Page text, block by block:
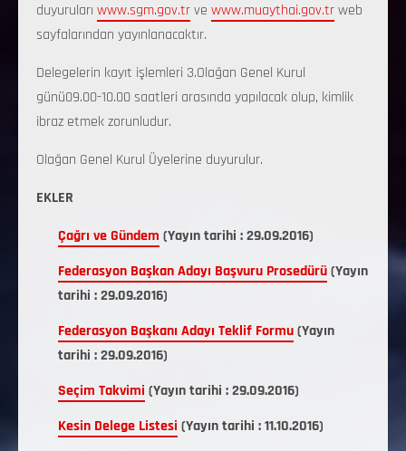
duyuruları www.sgm.gov.trve www.muaythai.gov.trweb
sayfalarından yayınlanacaktır.
Delegelerin kayıt işlemleri 3.Olağan Genel Kurul
günü09.00-10.00 saatleri arasında yapılacak olup, kimlik
ibraz etmek zorunludur.
Olağan Genel Kurul Üyelerine duyurulur.
EKLER
Çağrı ve Gündem (Yayın tarihi : 29.09.2016)
Federasyon Başkan Adayı Başvuru Prosedürü(Yayın
tarihi : 29.09.2016)
Federasyon Başkanı Adayı Teklif Formu(Yayın
tarihi : 29.09.2016)
Seçim Takvimi (Yayın tarihi : 29.09.2016)
Kesin Delege Listesi (Yayın tarihi : 11.10.2016)